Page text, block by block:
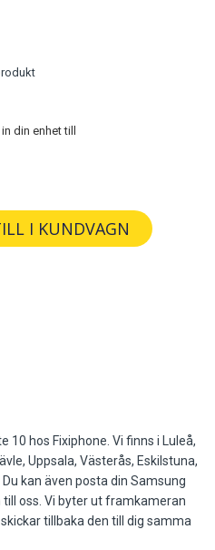
din enhet till
I KUNDVAGN
10 hos Fixiphone. Vi finns i Luleå,
Uppsala, Västerås, Eskilstuna,
kan även posta din Samsung
oss. Vi byter ut framkameran
tillbaka den till dig samma